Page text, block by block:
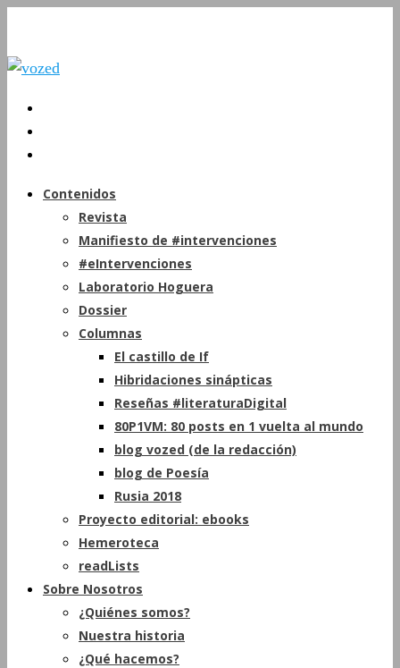
Contenidos
Revista
Manifiesto de #intervenciones
#eIntervenciones
Laboratorio Hoguera
Dossier
Columnas
El castillo de If
Hibridaciones sinápticas
Reseñas #literaturaDigital
80P1VM: 80 posts en 1 vuelta al mundo
blog vozed (de la redacción)
blog de Poesía
Rusia 2018
Proyecto editorial: ebooks
Hemeroteca
readLists
Sobre Nosotros
¿Quiénes somos?
Nuestra historia
¿Qué hacemos?